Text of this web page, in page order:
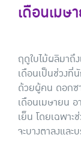
เดือนเมษ
ฤดูใบไม้ผลิมาถึ
เดือนเป็นช่วงที่
ด้วยผู้คน ดอกซ
เดือนเมษายน
เย็น โดยเฉพาะ
จะบางตาลงแล